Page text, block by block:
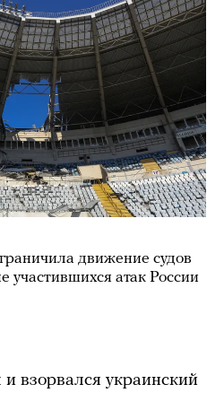
движение судов
атак России
взорвался украинский